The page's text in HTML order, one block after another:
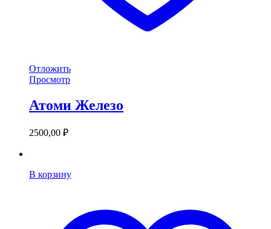
Отложить
Просмотр
Атоми Железо
2500,00 ₽
В корзину